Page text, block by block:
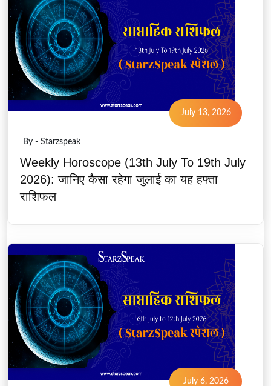
July 13, 2026
By - Starzspeak
Weekly Horoscope (13th July To 19th July
2026): जानिए कैसा रहेगा जुलाई का यह हफ्ता
राशिफल
July 6, 2026